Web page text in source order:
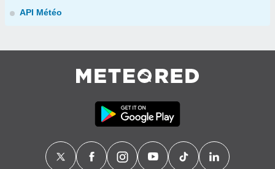
API Météo